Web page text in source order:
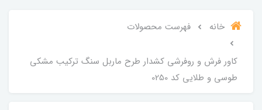
خانه فهرست محصولات
کاور فرش و روفرشی کشدار طرح ماربل سنگ ترکیب مشکی
طوسی و طلایی کد 0250